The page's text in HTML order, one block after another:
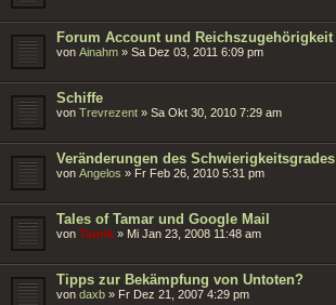
Forum Account und Reichszugehörigkeit
von Ainahm » Sa Dez 03, 2011 6:09 pm
Schiffe
von Trevrezent » Sa Okt 30, 2010 7:29 am
Veränderungen des Schwierigkeitsgrades
von Angelos » Fr Feb 26, 2010 5:31 pm
Tales of Tamar und Google Mail
von Taurik » Mi Jan 23, 2008 11:48 am
Tipps zur Bekämpfung von Untoten?
von daxb » Fr Dez 21, 2007 4:29 pm